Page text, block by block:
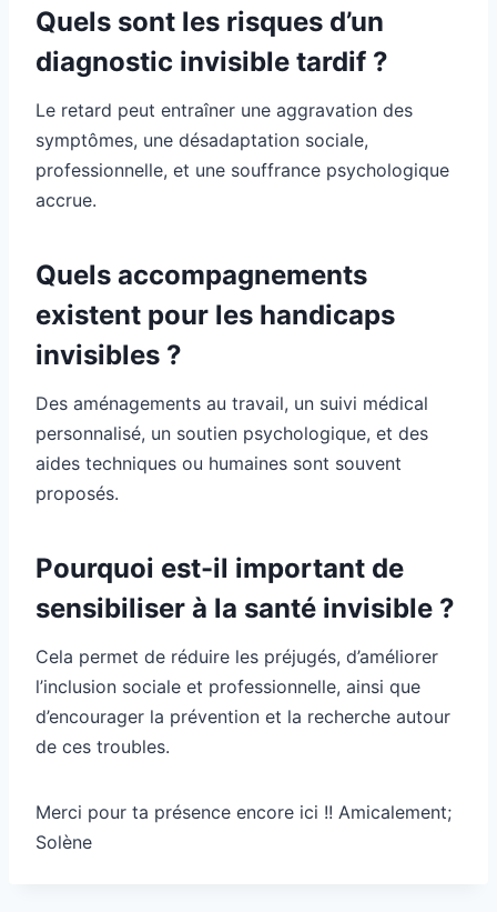
Quels sont les risques d’un
diagnostic invisible tardif ?
Le retard peut entraîner une aggravation des
symptômes, une désadaptation sociale,
professionnelle, et une souffrance psychologique
accrue.
Quels accompagnements
existent pour les handicaps
invisibles ?
Des aménagements au travail, un suivi médical
personnalisé, un soutien psychologique, et des
aides techniques ou humaines sont souvent
proposés.
Pourquoi est-il important de
sensibiliser à la santé invisible ?
Cela permet de réduire les préjugés, d’améliorer
l’inclusion sociale et professionnelle, ainsi que
d’encourager la prévention et la recherche autour
de ces troubles.
Merci pour ta présence encore ici !! Amicalement;
Solène